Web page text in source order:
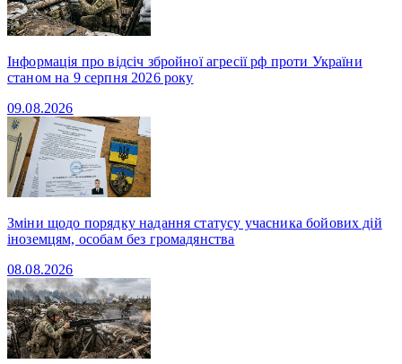
Інформація про відсіч збройної агресії рф проти України
станом на 9 серпня 2026 року
09.08.2026
Зміни щодо порядку надання статусу учасника бойових дій
іноземцям, особам без громадянства
08.08.2026